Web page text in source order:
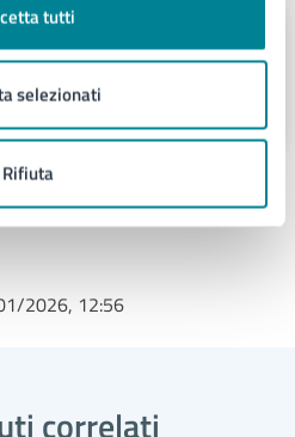
tutti
selezionati
Rifiuta
(VE), 30016
2026, 12:56
correlati